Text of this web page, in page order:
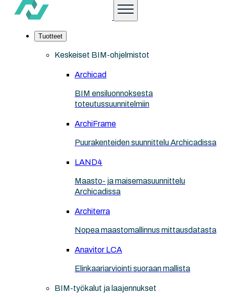
Tuotteet
Keskeiset BIM-ohjelmistot
Archicad
BIM ensiluonnoksesta
toteutussuunnitelmiin
ArchiFrame
Puurakenteiden suunnittelu Archicadissa
LAND4
Maasto- ja maisemasuunnittelu
Archicadissa
Architerra
Nopea maastomallinnus mittausdatasta
Anavitor LCA
Elinkaariarviointi suoraan mallista
BIM-työkalut ja laajennukset